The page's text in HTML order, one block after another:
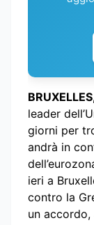
leader
giorni per
andrà in
ieri a
contro la
un